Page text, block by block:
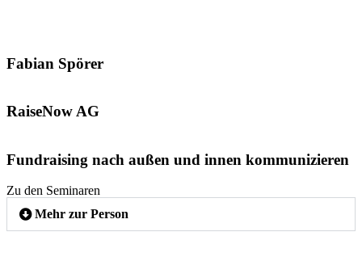
Fabian Spörer
RaiseNow AG
Fundraising nach außen und innen kommunizieren
Zu den Seminaren
Mehr zur Person